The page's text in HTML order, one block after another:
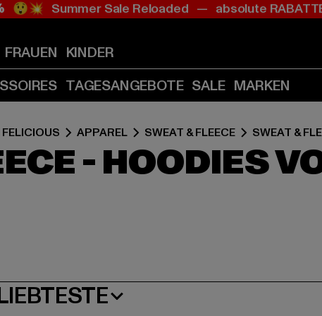
Zum
(Enter
drücken)
Zum
(Enter
drücken)
😲💥 Summer Sale Reloaded — absolute
FRAUEN KINDER
TAGESANGEBOTE SALE MARKEN
FELICIOUS APPAREL SWEAT & FLEECE SWEAT &
- HOODIES
Zum
(Enter
drücken)